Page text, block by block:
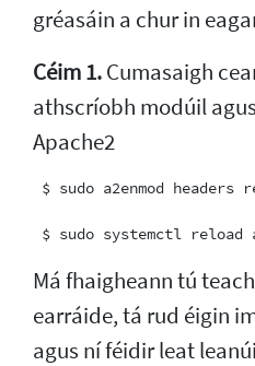
gréasáin a chur in
Céim 1.Cumasaigh
athscríobh modúil
Apache2
$ sudo a2enmod headers
Má fhaigheann tú
earráide, tá rud éigin
agus ní féidir leat